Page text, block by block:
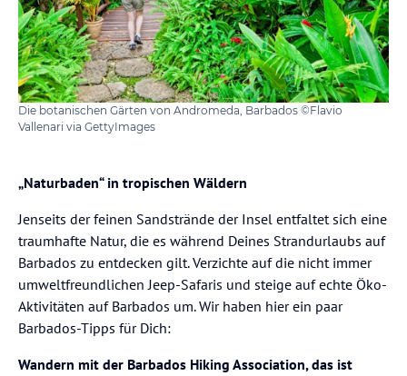
Die botanischen Gärten von Andromeda, Barbados ©Flavio
Vallenari via GettyImages
„Naturbaden“ in tropischen Wäldern
Jenseits der feinen Sandstrände der Insel entfaltet sich eine
traumhafte Natur, die es während Deines Strandurlaubs auf
Barbados zu entdecken gilt. Verzichte auf die nicht immer
umweltfreundlichen Jeep-Safaris und steige auf echte Öko-
Aktivitäten auf Barbados um. Wir haben hier ein paar
Barbados-Tipps für Dich:
Wandern mit der Barbados Hiking Association, das ist